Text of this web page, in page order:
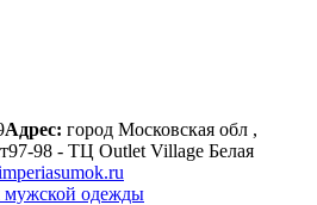
Адрес: город Московская обл ,
98 - ТЦ Outlet Village Белая
мужской одежды